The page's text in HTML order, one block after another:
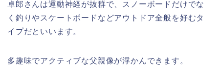
卓郎さんは運動神経が抜群で、スノーボードだけでな
く釣りやスケートボードなどアウトドア全般を好むタ
イプだといいます。
多趣味でアクティブな父親像が浮かんできます。